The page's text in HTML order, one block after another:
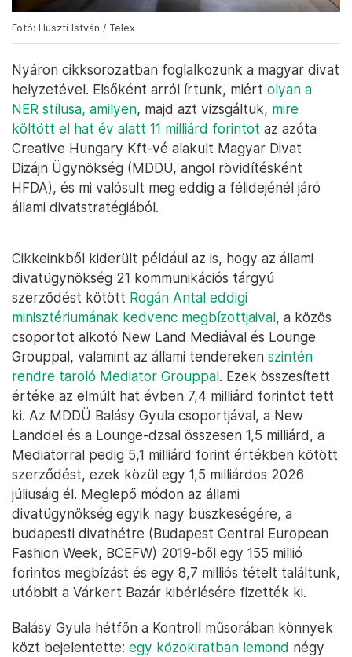
Fotó: Huszti István / Telex
Nyáron cikksorozatban foglalkozunk a magyar divat
helyzetével. Elsőként arról írtunk, miért olyan a
NER stílusa, amilyen, majd azt vizsgáltuk, mire
költött el hat év alatt 11 milliárd forintot az azóta
Creative Hungary Kft-vé alakult Magyar Divat
Dizájn Ügynökség (MDDÜ, angol rövidítésként
HFDA), és mi valósult meg eddig a félidejénél járó
állami divatstratégiából.
Cikkeinkből kiderült például az is, hogy az állami
divatügynökség 21 kommunikációs tárgyú
szerződést kötött Rogán Antal eddigi
minisztériumának kedvenc megbízottjaival, a közös
csoportot alkotó New Land Mediával és Lounge
Grouppal, valamint az állami tendereken szintén
rendre taroló Mediator Grouppal. Ezek összesített
értéke az elmúlt hat évben 7,4 milliárd forintot tett
ki. Az MDDÜ Balásy Gyula csoportjával, a New
Landdel és a Lounge-dzsal összesen 1,5 milliárd, a
Mediatorral pedig 5,1 milliárd forint értékben kötött
szerződést, ezek közül egy 1,5 milliárdos 2026
júliusáig él. Meglepő módon az állami
divatügynökség egyik nagy büszkeségére, a
budapesti divathétre (Budapest Central European
Fashion Week, BCEFW) 2019-ből egy 155 millió
forintos megbízást és egy 8,7 milliós tételt találtunk,
utóbbit a Várkert Bazár kibérlésére fizették ki.
Balásy Gyula hétfőn a Kontroll műsorában könnyek
közt bejelentette: egy közokiratban lemond négy